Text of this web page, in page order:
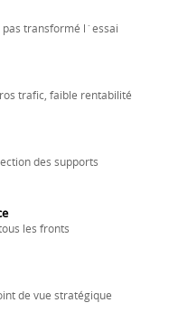
transformé l´essai
trafic, faible rentabilité
des supports
les fronts
de vue stratégique